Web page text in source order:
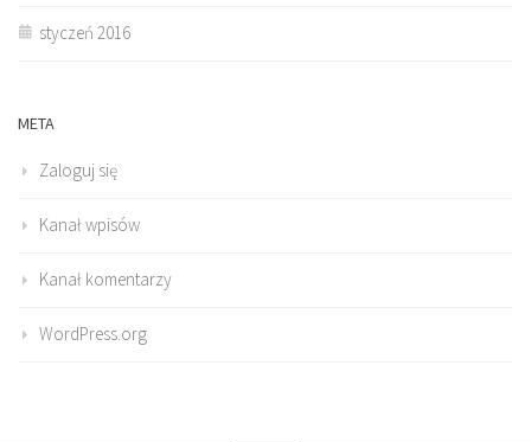
styczeń 2016
META
Zaloguj się
Kanał wpisów
Kanał komentarzy
WordPress.org